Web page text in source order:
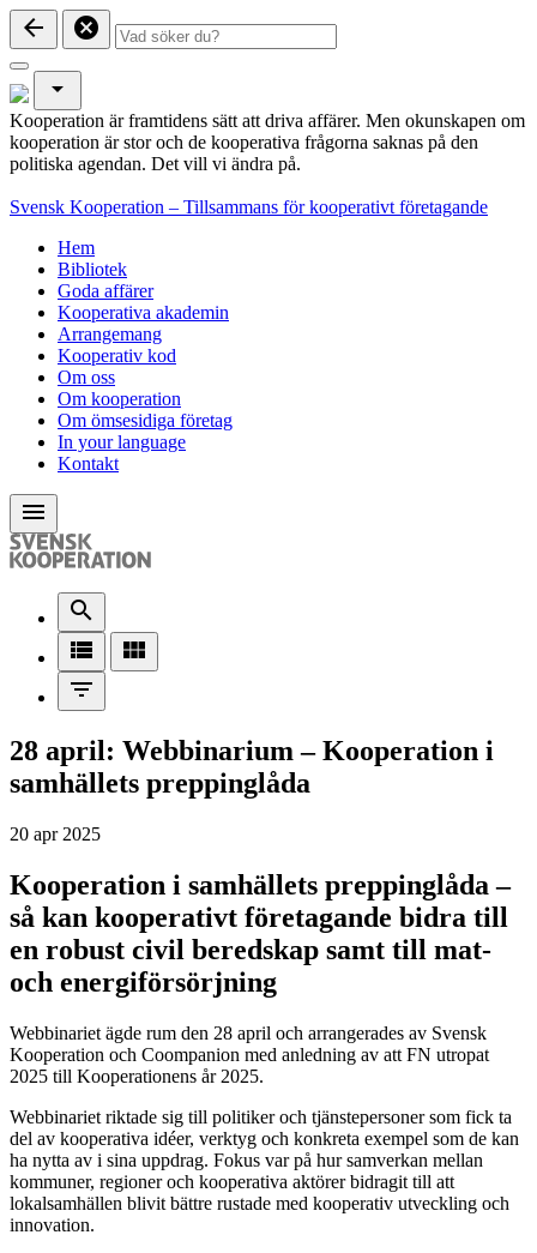
arrow_back cancel
arrow_drop_down
Kooperation är framtidens sätt att driva affärer. Men okunskapen om
kooperation är stor och de kooperativa frågorna saknas på den
politiska agendan. Det vill vi ändra på.
Svensk Kooperation – Tillsammans för kooperativt företagande
Hem
Bibliotek
Goda affärer
Kooperativa akademin
Arrangemang
Kooperativ kod
Om oss
Om kooperation
Om ömsesidiga företag
In your language
Kontakt
menu
search
view_list
view_module
filter_list
28 april: Webbinarium – Kooperation i
samhällets preppinglåda
20 apr 2025
Kooperation i samhällets preppinglåda –
så kan kooperativt företagande bidra till
en robust civil beredskap samt till mat-
och energiförsörjning
Webbinariet ägde rum den 28 april och arrangerades av Svensk
Kooperation och Coompanion med anledning av att FN utropat
2025 till Kooperationens år 2025.
Webbinariet riktade sig till politiker och tjänstepersoner som fick ta
del av kooperativa idéer, verktyg och konkreta exempel som de kan
ha nytta av i sina uppdrag. Fokus var på hur samverkan mellan
kommuner, regioner och kooperativa aktörer bidragit till att
lokalsamhällen blivit bättre rustade med kooperativ utveckling och
innovation.